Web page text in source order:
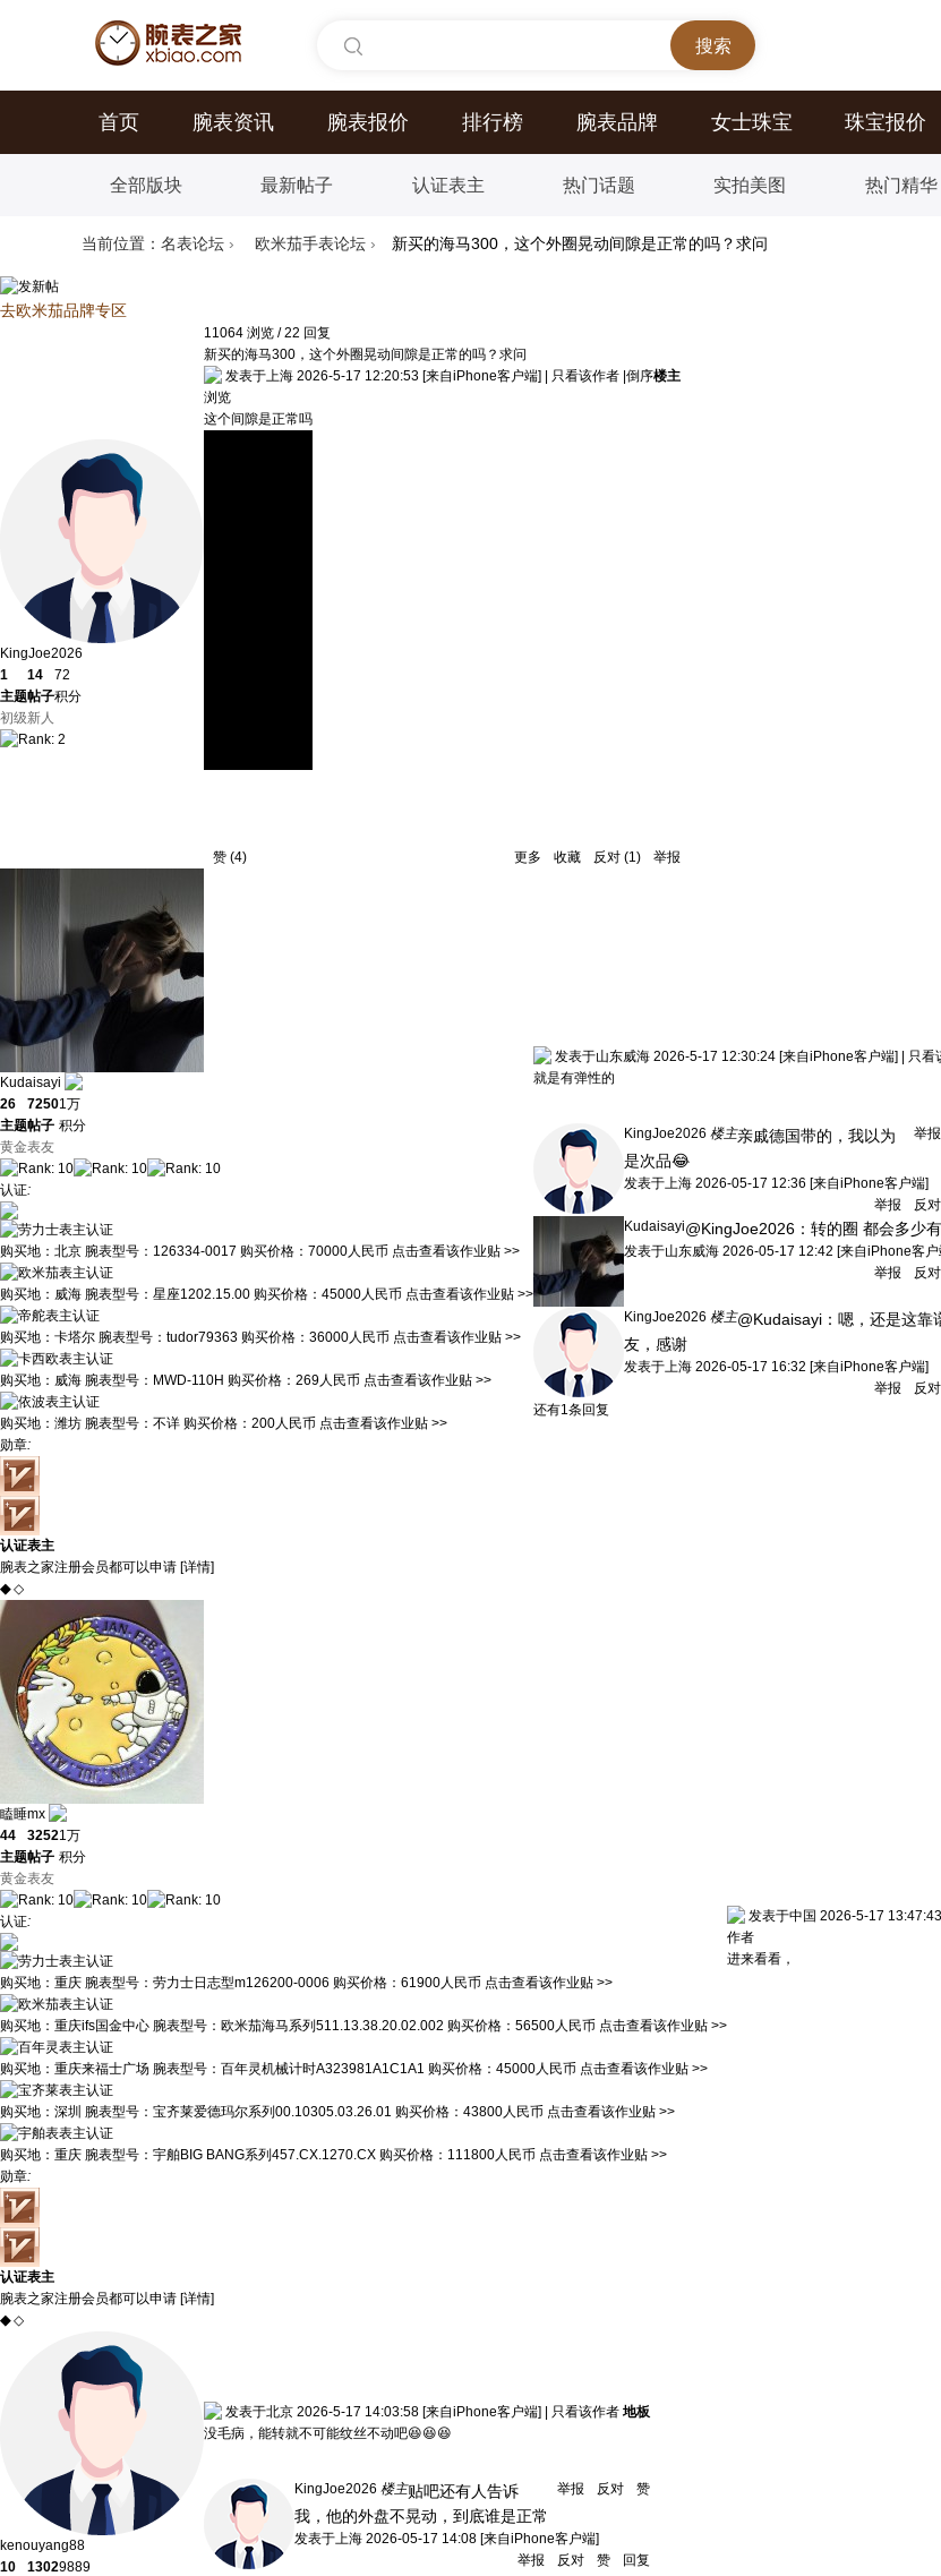
首页 腕表资讯 腕表报价 排行榜 腕表品牌 女士珠宝 珠宝报价
全部版块 最新帖子 认证表主 热门话题 实拍美图 热门精华
当前位置： 名表论坛 › 欧米茄手表论坛 › 新买的海马300，这个外圈晃动间隙是正常的吗？求问
去欧米茄品牌专区
KingJoe2026
1
主题
14
帖子
72
积分
初级新人
11064 浏览 /22 回复
新买的海马300，这个外圈晃动间隙是正常的吗？求问
楼主
发表于上海 2026-5-17 12:20:53 [来自iPhone客户端] 只看该作者 倒序
浏览
这个间隙是正常吗
赞 (4) 更多 收藏 反对 (1) 举报
Kudaisayi
26
主题
7250
帖子
1万
积分
黄金表友
认证:
购买地： 北京 腕表型号： 126334-0017 购买价格： 70000人民币 点击查看该作业贴 >>
购买地： 威海 腕表型号： 星座1202.15.00 购买价格： 45000人民币 点击查看该作业贴 >>
购买地： 卡塔尔 腕表型号： tudor79363 购买价格： 36000人民币 点击查看该作业贴 >>
购买地： 威海 腕表型号： MWD-110H 购买价格： 269人民币 点击查看该作业贴 >>
购买地： 潍坊 腕表型号： 不详 购买价格： 200人民币 点击查看该作业贴 >>
勋章:
认证表主
腕表之家注册会员都可以申请 [详情]
◆ ◇
发表于山东威海 2026-5-17 12:30:24 [来自iPhone客户端]
只看
就是有弹性的
举报
KingJoe2026 楼主亲戚德国带的，我以为
是次品😂
发表于上海 2026-05-17 12:36 [来自iPhone客户端]
举报
反对
Kudaisayi@KingJoe2026： 转的圈 都会多少
发表于山东威海 2026-05-17 12:42 [来自iPhone客户
举报
反对
KingJoe2026 楼主@Kudaisayi： 嗯，还是这靠
友，感谢
发表于上海 2026-05-17 16:32 [来自iPhone客户端]
举报
反对
还有1条回复
瞌睡mx
44
主题
3252
帖子
1万
积分
黄金表友
认证:
购买地： 重庆 腕表型号： 劳力士日志型m126200-0006 购买价格： 61900人民币 点击查看该作业贴 >>
购买地： 重庆ifs国金中心 腕表型号： 欧米茄海马系列511.13.38.20.02.002 购买价格： 56500人民币 点击查看该作业贴 >>
购买地： 重庆来福士广场 腕表型号： 百年灵机械计时A323981A1C1A1 购买价格： 45000人民币 点击查看该作业贴 >>
购买地： 深圳 腕表型号： 宝齐莱爱德玛尔系列00.10305.03.26.01 购买价格： 43800人民币 点击查看该作业贴 >>
购买地： 重庆 腕表型号： 宇舶BIG BANG系列457.CX.1270.CX 购买价格： 111800人民币 点击查看该作业贴 >>
勋章:
认证表主
腕表之家注册会员都可以申请 [详情]
◆ ◇
发表于中国 2026-5-17 13:47:43
作者
进来看看，
kenouyang88
10
13029889
地板
发表于北京 2026-5-17 14:03:58 [来自iPhone客户端]
只看该作者
没毛病，能转就不可能纹丝不动吧😆😆😆
举报 反对 赞
KingJoe2026 楼主贴吧还有人告诉
我，他的外盘不晃动，到底谁是正常
发表于上海 2026-05-17 14:08 [来自iPhone客户端]
举报
反对 赞 回复